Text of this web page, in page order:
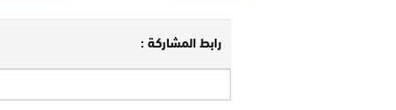
رابط المشاركة :